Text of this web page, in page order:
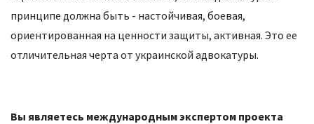
принципе должна быть - настойчивая, боевая,
ориентированная на ценности защиты, активная. Это ее
отличительная черта от украинской адвокатуры.
Вы являетесь международным экспертом проекта